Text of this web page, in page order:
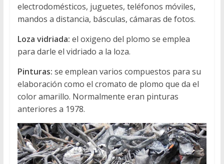
electrodomésticos, juguetes, teléfonos móviles,
mandos a distancia, básculas, cámaras de fotos.
Loza vidriada: el oxigeno del plomo se emplea
para darle el vidriado a la loza.
Pinturas: se emplean varios compuestos para su
elaboración como el cromato de plomo que da el
color amarillo. Normalmente eran pinturas
anteriores a 1978.